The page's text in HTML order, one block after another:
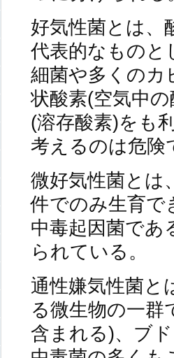
好気性菌とは、
代表的なものと
細菌や多くのカ
状酸素(空気中
(溶存酸素)をも
考えるのは危険
微好気性菌とは
件でのみ生育で
中毒起因菌であ
られている。
通性嫌気性菌と
る微生物の一群
含まれる)、ブ